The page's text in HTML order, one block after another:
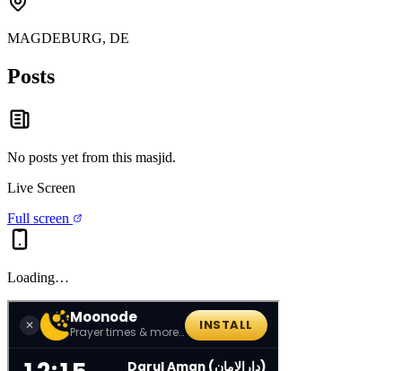
MAGDEBURG, DE
Posts
No posts yet from this masjid.
Live Screen
Full screen
Loading…